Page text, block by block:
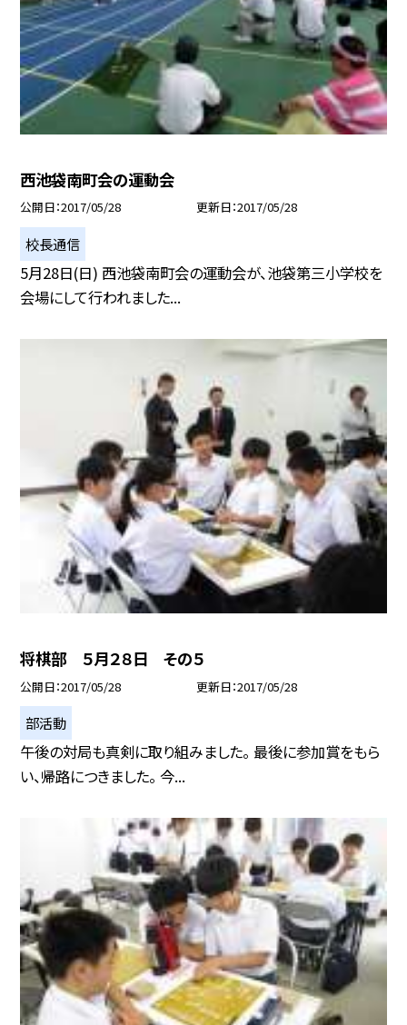
西池袋南町会の運動会
公開日 2017/05/28 更新日 2017/05/28
校長通信
5月28日(日) 西池袋南町会の運動会が、池袋第三小学校を
会場にして行われました...
将棋部 ５月２８日 その５
公開日 2017/05/28 更新日 2017/05/28
部活動
午後の対局も真剣に取り組みました。 最後に参加賞をもら
い、帰路につきました。 今...